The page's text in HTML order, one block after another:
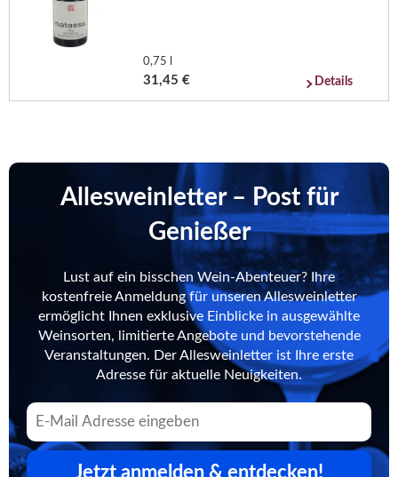
0,75 l
31,45 € Details
Allesweinletter – Post für
Genießer
Lust auf ein bisschen Wein-Abenteuer? Ihre
kostenfreie Anmeldung für unseren Allesweinletter
ermöglicht Ihnen exklusive Einblicke in ausgewählte
Weinsorten, limitierte Angebote und bevorstehende
Veranstaltungen. Der Allesweinletter ist Ihre erste
Adresse für aktuelle Neuigkeiten.
Jetzt anmelden & entdecken!